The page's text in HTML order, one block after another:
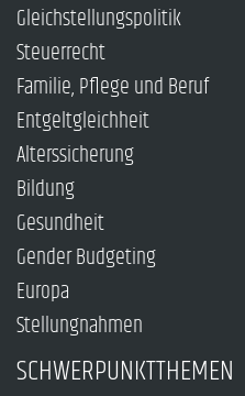
Gleichstellungspolitik
Steuerrecht
Familie, Pflege und Beruf
Entgeltgleichheit
Alterssicherung
Bildung
Gesundheit
Gender Budgeting
Europa
Stellungnahmen
SCHWERPUNKTTHEMEN